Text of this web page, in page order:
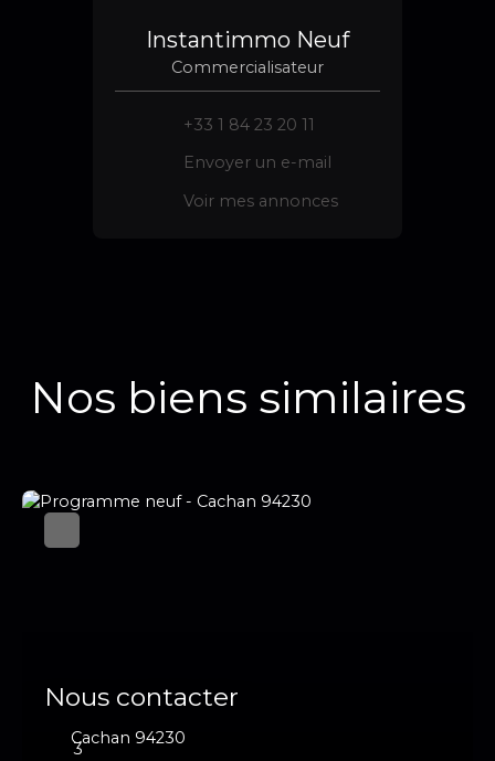
Instantimmo Neuf
Commercialisateur
+33 1 84 23 20 11
Envoyer un e-mail
Voir mes annonces
Nos biens similaires
Nous contacter
Cachan 94230
3